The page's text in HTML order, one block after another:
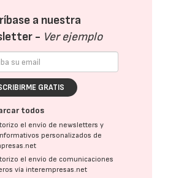
a nuestra
- Ver ejemplo
GRATIS
todos
el envío de newsletters y
personalizados de
el envío de comunicaciones
vía interempresas.net